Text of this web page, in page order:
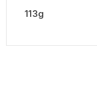
113g